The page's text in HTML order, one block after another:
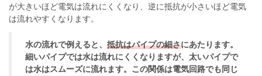
が大きいほど電気は流れにくくなり、逆に抵抗が小さいほど電気
は流れやすくなります。
水の流れで例えると、 抵抗はパイプの細さにあたります。
細いパイプでは水は流れにくくなりますが、太いパイプで
は水はスムーズに流れます。この関係は電気回路でも同じ